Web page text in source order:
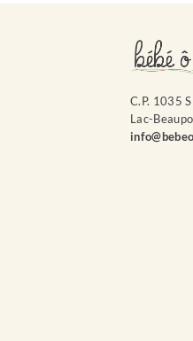
C.P. 1035
Lac-